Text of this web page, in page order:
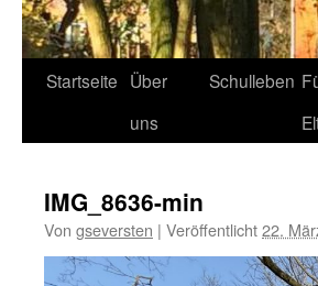
Startseite Über
uns
Schulleben
IMG_8636-min
Von gseversten | Veröffentlicht22.